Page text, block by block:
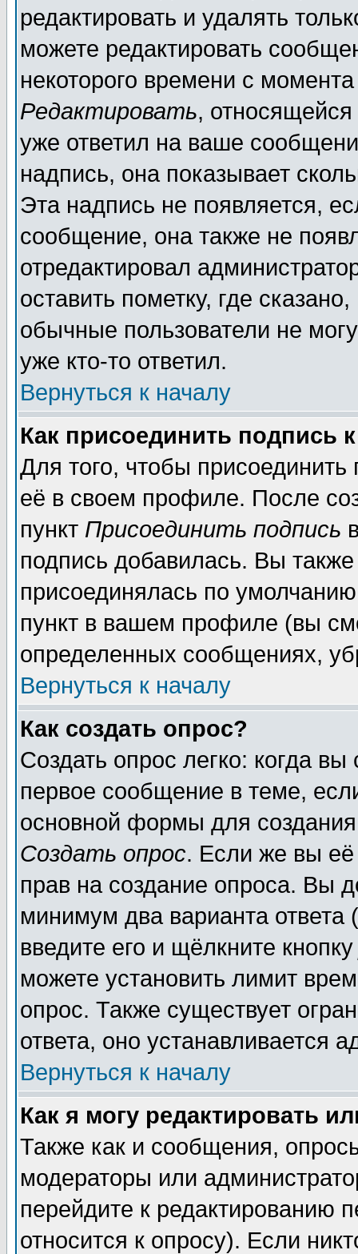
редактировать и удалять
можете редактировать
некоторого времени с
Редактировать,
уже ответил на ваше
надпись, она показывает
Эта надпись не появляется,
сообщение, она также не
отредактировал
оставить пометку, где
обычные пользователи не
уже кто-то ответил.
Вернуться к началу
Как присоединить подпись
Для того, чтобы
её в своем профиле. После
пункт Присоединить подпись
подпись добавилась. Вы
присоединялась по
пункт в вашем профиле (вы
определенных сообщениях,
Вернуться к началу
Как создать опрос?
Создать опрос легко: когда
первое сообщение в теме,
основной формы для
Создать опрос. Если же вы её
прав на создание опроса. Вы
минимум два варианта ответа
введите его и щёлкните
можете установить лимит
опрос. Также существует
ответа, оно устанавливается
Вернуться к началу
Как я могу редактировать
Также как и сообщения,
модераторы или
перейдите к редактированию
относится к опросу). Если